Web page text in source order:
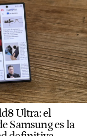
Ultra: el
Samsung es la